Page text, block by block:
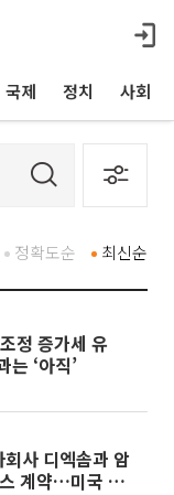
국제 정치 사회
최신순
정확도순
정 증가세 유
‘아직’
사 디엑솜과 암
계약…미국 시